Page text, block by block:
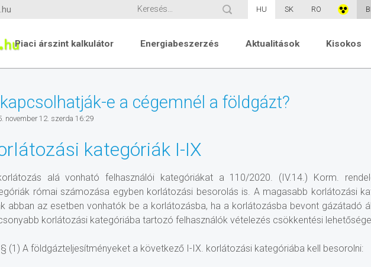
HU SK RO
Piaci árszint kalkulátor Energiabeszerzés Aktualitások Kisokos
e a cégemnél a földgázt?
november 12. szerda 16:29
kategóriák I-IX
alá vonható felhasználói kategóriákat a 110/2020. (IV.14.) Korm.
római számozása egyben korlátozási besorolás is. A magasabb korlátozási
abban az esetben vonhatók be a korlátozásba, ha a korlátozásba bevont gázátadó
korlátozási kategóriába tartozó felhasználók vételezés csökkentési
(1) A földgázteljesítményeket a következő I-IX. korlátozási kategóriába kell besorolni: